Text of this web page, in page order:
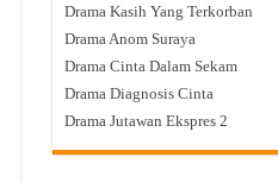
Drama Kasih Yang Terkorban
Drama Anom Suraya
Drama Cinta Dalam Sekam
Drama Diagnosis Cinta
Drama Jutawan Ekspres 2